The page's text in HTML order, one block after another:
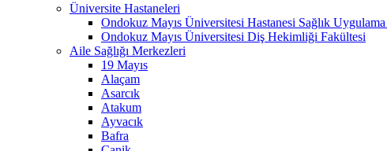
Üniversite Hastaneleri
Ondokuz Mayıs Üniversitesi Hastanesi Sağlık Uygulama
Ondokuz Mayıs Üniversitesi Diş Hekimliği Fakültesi
Aile Sağlığı Merkezleri
19 Mayıs
Alaçam
Asarcık
Atakum
Ayvacık
Bafra